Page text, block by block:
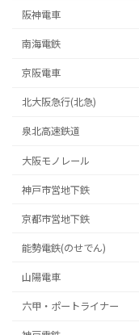
阪神電車
南海電鉄
京阪電車
北大阪急行(北急)
泉北高速鉄道
大阪モノレール
神戸市営地下鉄
京都市営地下鉄
能勢電鉄(のせでん)
山陽電車
六甲・ポートライナー